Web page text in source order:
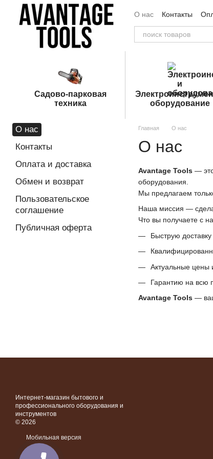
Перейти к основному контенту
О нас Контакты
Пользовательское
Садово-парковая
техника
оборудование
Главная О нас
О нас
Avantage Tools —
оборудования.
Мы предлагаем
Наша миссия —
Что вы получаете с
Быструю
Актуальные цены
Гарантию на всю
Avantage Tools —
О нас
Контакты
Оплата и доставка
Обмен и возврат
Пользовательское
соглашение
Публичная оферта
Интернет-магазин бытового и
профессионального оборудования и
инструментов
© 2026
Мобильная версия